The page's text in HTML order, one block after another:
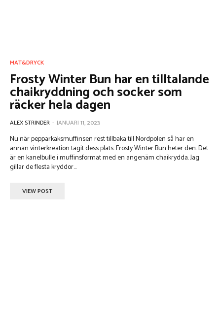
MAT&DRYCK
Frosty Winter Bun har en tilltalande
chaikryddning och socker som
räcker hela dagen
ALEX STRINDER - JANUARI 11, 2023
Nu när pepparkaksmuffinsen rest tillbaka till Nordpolen så har en
annan vinterkreation tagit dess plats. Frosty Winter Bun heter den. Det
är en kanelbulle i muffinsformat med en angenäm chaikrydda. Jag
gillar de flesta kryddor...
VIEW POST